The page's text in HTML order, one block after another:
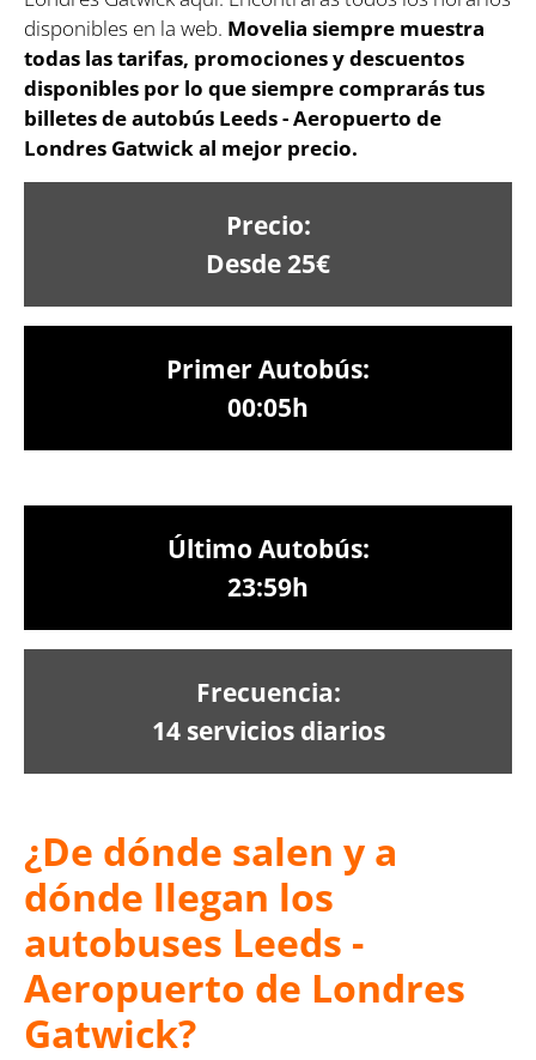
disponibles en la web. Movelia siempre muestra
todas las tarifas, promociones y descuentos
disponibles por lo que siempre comprarás tus
billetes de autobús Leeds - Aeropuerto de
Londres Gatwick al mejor precio.
Precio:
Desde 25€
Primer Autobús:
00:05h
Último Autobús:
23:59h
Frecuencia:
14 servicios diarios
¿De dónde salen y a
dónde llegan los
autobuses Leeds -
Aeropuerto de Londres
Gatwick?